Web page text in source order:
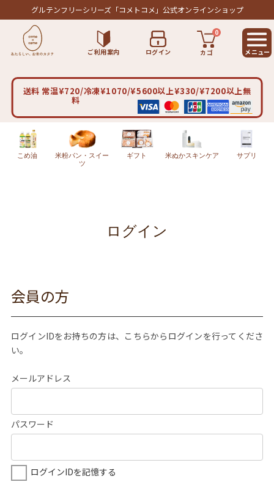
グルテンフリーシリーズ「コメトコメ」公式オンラインショップ
ご利用案内 ログイン カゴ
0
送料 常温¥720/冷凍¥1070/¥5600以上¥330/¥7200以上無
料
こめ油
米粉パン・スイー
ツ
ギフト 米ぬかスキンケア サプリ
ログイン
会員の方
ログインIDをお持ちの方は、こちらからログインを行ってくださ
い。
メールアドレス
パスワード
ログインIDを記憶する